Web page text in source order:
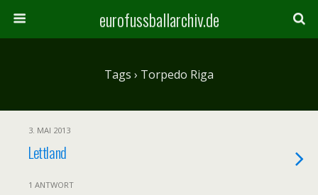
eurofussballarchiv.de
Tags › Torpedo Riga
3. MAI 2013
Lettland
1 ANTWORT